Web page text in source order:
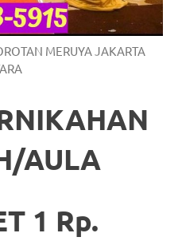
MERUYA JAKARTA
AULA
1 Rp.